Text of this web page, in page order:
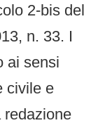
2-bis del
n. 33. I
ai sensi
civile e
redazione